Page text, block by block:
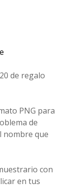
de regalo
PNG para
de
nombre que
con
en tus